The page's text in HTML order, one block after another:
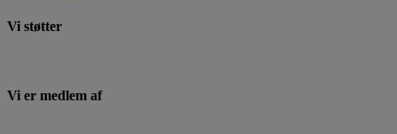
Vi støtter
Vi er medlem af